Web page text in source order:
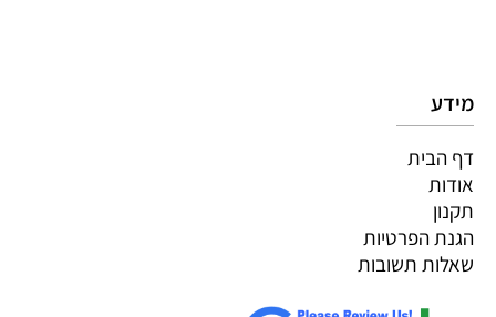
מידע
דף הבית
אודות
תקנון
הגנת הפרטיות
שאלות תשובות